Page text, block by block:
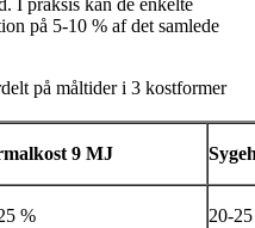
I praksis kan de enkelte
på 5-10 % af det samlede
på måltider i 3 kostformer
9 MJ
% 20-25